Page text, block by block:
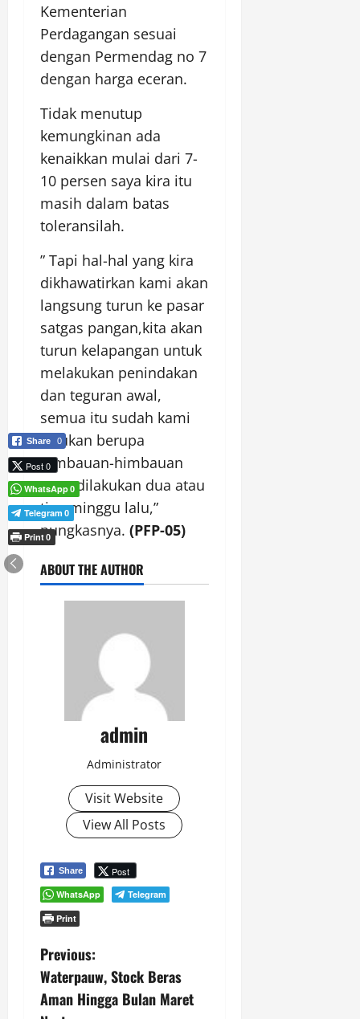
Kementerian
Perdagangan sesuai
dengan Permendag no 7
dengan harga eceran.
Tidak menutup
kemungkinan ada
kenaikkan mulai dari 7-
10 persen saya kira itu
masih dalam batas
toleransilah.
” Tapi hal-hal yang kira
dikhawatirkan kami akan
langsung turun ke pasar
satgas pangan,kita akan
turun kelapangan untuk
melakukan penindakan
dan teguran awal,
semua itu sudah kami
lakukan berupa
himbauan-himbauan
yang dilakukan dua atau
tiga minggu lalu,”
pungkasnya. (PFP-05)
ABOUT THE AUTHOR
admin
Administrator
Visit Website
View All Posts
Share Post
WhatsApp
Telegram
Print
P
o
Previous:
Waterpauw, Stock Beras
Aman Hingga Bulan Maret
Share 0
Post 0
WhatsApp0
Telegram 0
Print0